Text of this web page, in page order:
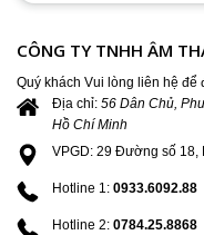
CÔNG TY TNHH ÂM
Quý khách Vui lòng liên hệ để
Địa chỉ: 56 Dân Chủ,
Hồ Chí Minh
VPGD: 29 Đường số 18,
Hotline 1: 0933.6092.88
Hotline 2: 0784.25.8868